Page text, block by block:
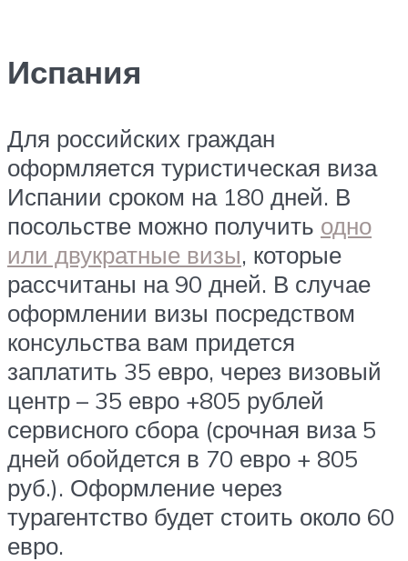
Испания
Для российских граждан
оформляется туристическая виза
Испании сроком на 180 дней. В
посольстве можно получить одно
или двукратные визы, которые
рассчитаны на 90 дней. В случае
оформлении визы посредством
консульства вам придется
заплатить 35 евро, через визовый
центр – 35 евро +805 рублей
сервисного сбора (срочная виза 5
дней обойдется в 70 евро + 805
руб.). Оформление через
турагентство будет стоить около 60
евро.